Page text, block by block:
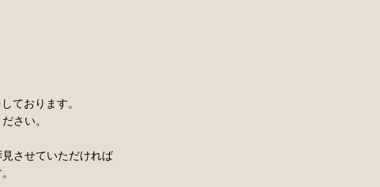
ております。
さい。
させていただければ